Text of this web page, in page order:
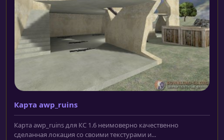
Карта awp_ruins
Карта awp_ruins для КС 1.6 неимоверно качественно
сделанная локация со своими текстурами и...